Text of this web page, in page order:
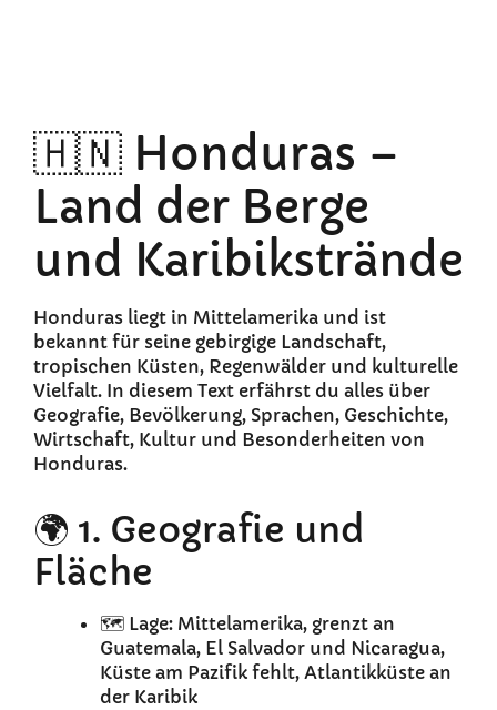
🇭🇳 Honduras –
Land der Berge
und Karibikstrände
Honduras liegt in Mittelamerika und ist
bekannt für seine gebirgige Landschaft,
tropischen Küsten, Regenwälder und kulturelle
Vielfalt. In diesem Text erfährst du alles über
Geografie, Bevölkerung, Sprachen, Geschichte,
Wirtschaft, Kultur und Besonderheiten von
Honduras.
🌍 1. Geografie und
Fläche
🗺️ Lage: Mittelamerika, grenzt an
Guatemala, El Salvador und Nicaragua,
Küste am Pazifik fehlt, Atlantikküste an
der Karibik